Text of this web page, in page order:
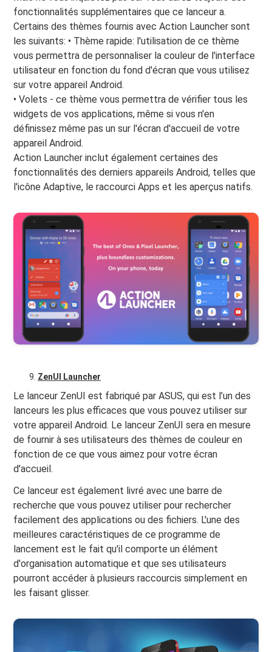
fonctionnalités supplémentaires que ce lanceur a.
Certains des thèmes fournis avec Action Launcher sont
les suivants: • Thème rapide: l'utilisation de ce thème
vous permettra de personnaliser la couleur de l'interface
utilisateur en fonction du fond d'écran que vous utilisez
sur votre appareil Android.
• Volets - ce thème vous permettra de vérifier tous les
widgets de vos applications, même si vous n'en
définissez même pas un sur l'écran d'accueil de votre
appareil Android.
Action Launcher inclut également certaines des
fonctionnalités des derniers appareils Android, telles que
l'icône Adaptive, le raccourci Apps et les aperçus natifs.
ZenUI Launcher
Le lanceur ZenUI est fabriqué par ASUS, qui est l’un des
lanceurs les plus efficaces que vous pouvez utiliser sur
votre appareil Android. Le lanceur ZenUI sera en mesure
de fournir à ses utilisateurs des thèmes de couleur en
fonction de ce que vous aimez pour votre écran
d'accueil.
Ce lanceur est également livré avec une barre de
recherche que vous pouvez utiliser pour rechercher
facilement des applications ou des fichiers. L'une des
meilleures caractéristiques de ce programme de
lancement est le fait qu'il comporte un élément
d'organisation automatique et que ses utilisateurs
pourront accéder à plusieurs raccourcis simplement en
les faisant glisser.